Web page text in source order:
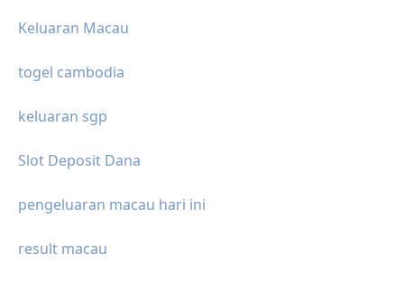
Keluaran Macau
togel cambodia
keluaran sgp
Slot Deposit Dana
pengeluaran macau hari ini
result macau